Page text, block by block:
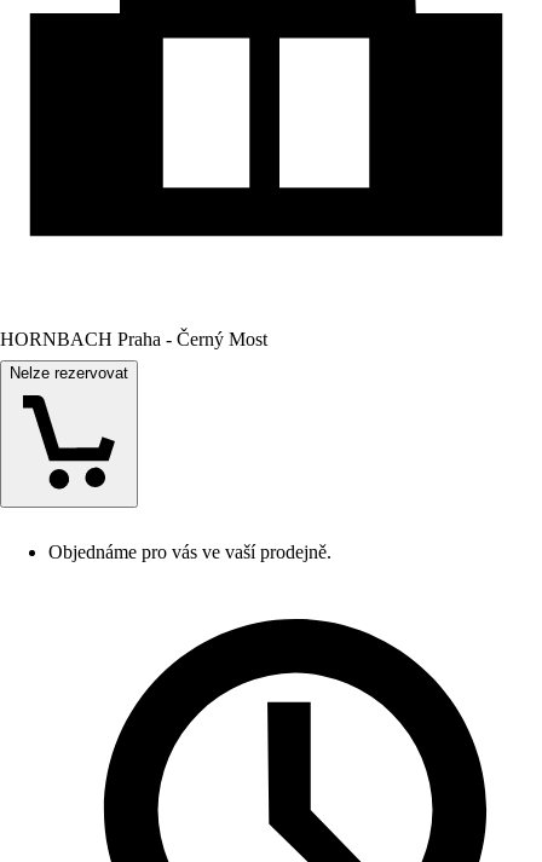
HORNBACH Praha - Černý Most
Nelze rezervovat
Objednáme pro vás ve vaší prodejně.